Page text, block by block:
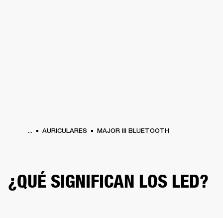
... AURICULARES MAJOR III BLUETOOTH
¿QUÉ SIGNIFICAN LOS LED?